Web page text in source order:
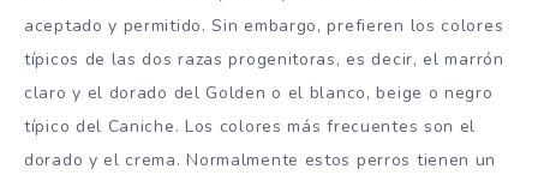
aceptado y permitido. Sin embargo, prefieren los colores
típicos de las dos razas progenitoras, es decir, el marrón
claro y el dorado del Golden o el blanco, beige o negro
típico del Caniche. Los colores más frecuentes son el
dorado y el crema. Normalmente estos perros tienen un